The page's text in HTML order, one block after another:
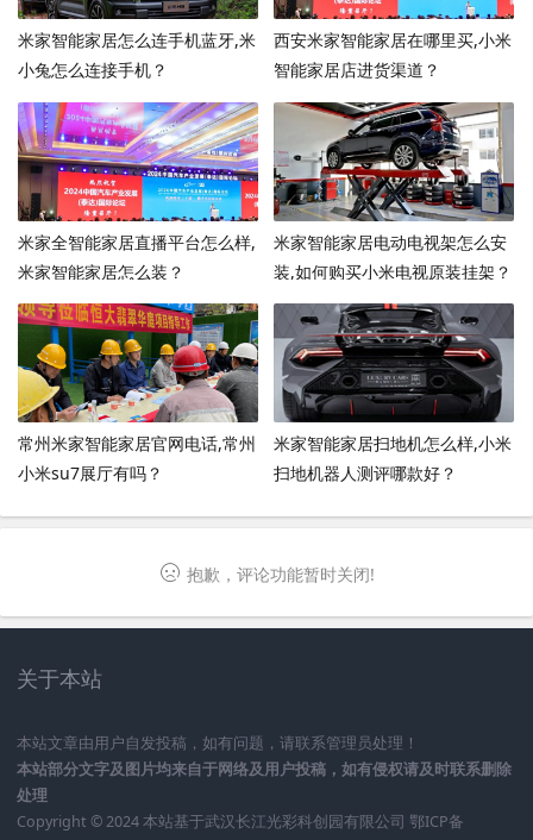
米家智能家居怎么连手机蓝牙,米
小兔怎么连接手机？
西安米家智能家居在哪里买,小米
智能家居店进货渠道？
米家全智能家居直播平台怎么样,
米家智能家居怎么装？
米家智能家居电动电视架怎么安
装,如何购买小米电视原装挂架？
常州米家智能家居官网电话,常州
小米su7展厅有吗？
米家智能家居扫地机怎么样,小米
扫地机器人测评哪款好？
抱歉，评论功能暂时关闭!
关于本站
本站文章由用户自发投稿，如有问题，请联系管理员处理！
本站部分文字及图片均来自于网络及用户投稿，如有侵权请及时联系删除
处理
Copyright © 2024 本站基于武汉长江光彩科创园有限公司 鄂ICP备